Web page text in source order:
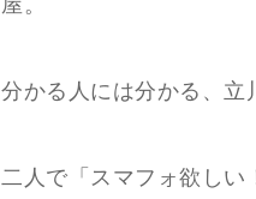
屋。
分かる人には分かる、立
二人で「スマフォ欲しい